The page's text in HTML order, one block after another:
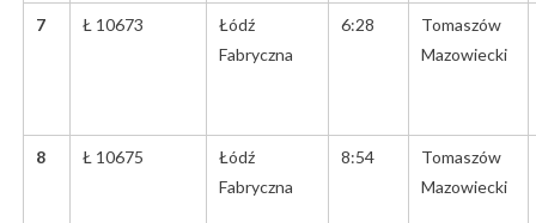
7 Ł 10673
Łódź
Fabryczna
6:28
Tomaszów
Mazowiecki
8 Ł 10675
Łódź
Fabryczna
8:54
Tomaszów
Mazowiecki